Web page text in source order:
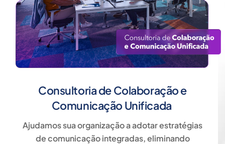
Consultoria de Colaboração e
Comunicação Unificada
Ajudamos sua organização a adotar estratégias
de comunicação integradas, eliminando